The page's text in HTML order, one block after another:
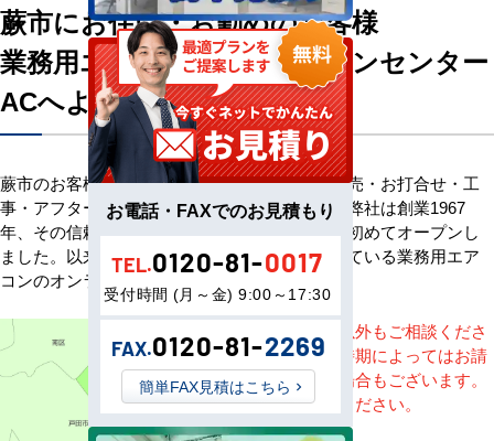
蕨市にお住い・お勤めのお客様
業務用エアコン専門店エアコンセンター
ACへようこそ
蕨市のお客様へ業務用エアコン・空調機器の販売・お打合せ・工
事・アフターサービスまで一貫して承ります。弊社は創業1967
年、その信頼を基に空調のネット販売を日本で初めてオープンし
ました。以来、皆様にご信頼・ご愛顧いただいている業務用エア
コンのオンラインショップです。
※記載地域以外もご相談くださ
い。地域・時期によってはお請
けできない場合もございます。
直接ご相談ください。
お電話・FAXでのお見積もり
TEL.0120-81-0017
受付時間 (月～金) 9:00～17:30
FAX.0120-81-2269
簡単FAX見積はこちら